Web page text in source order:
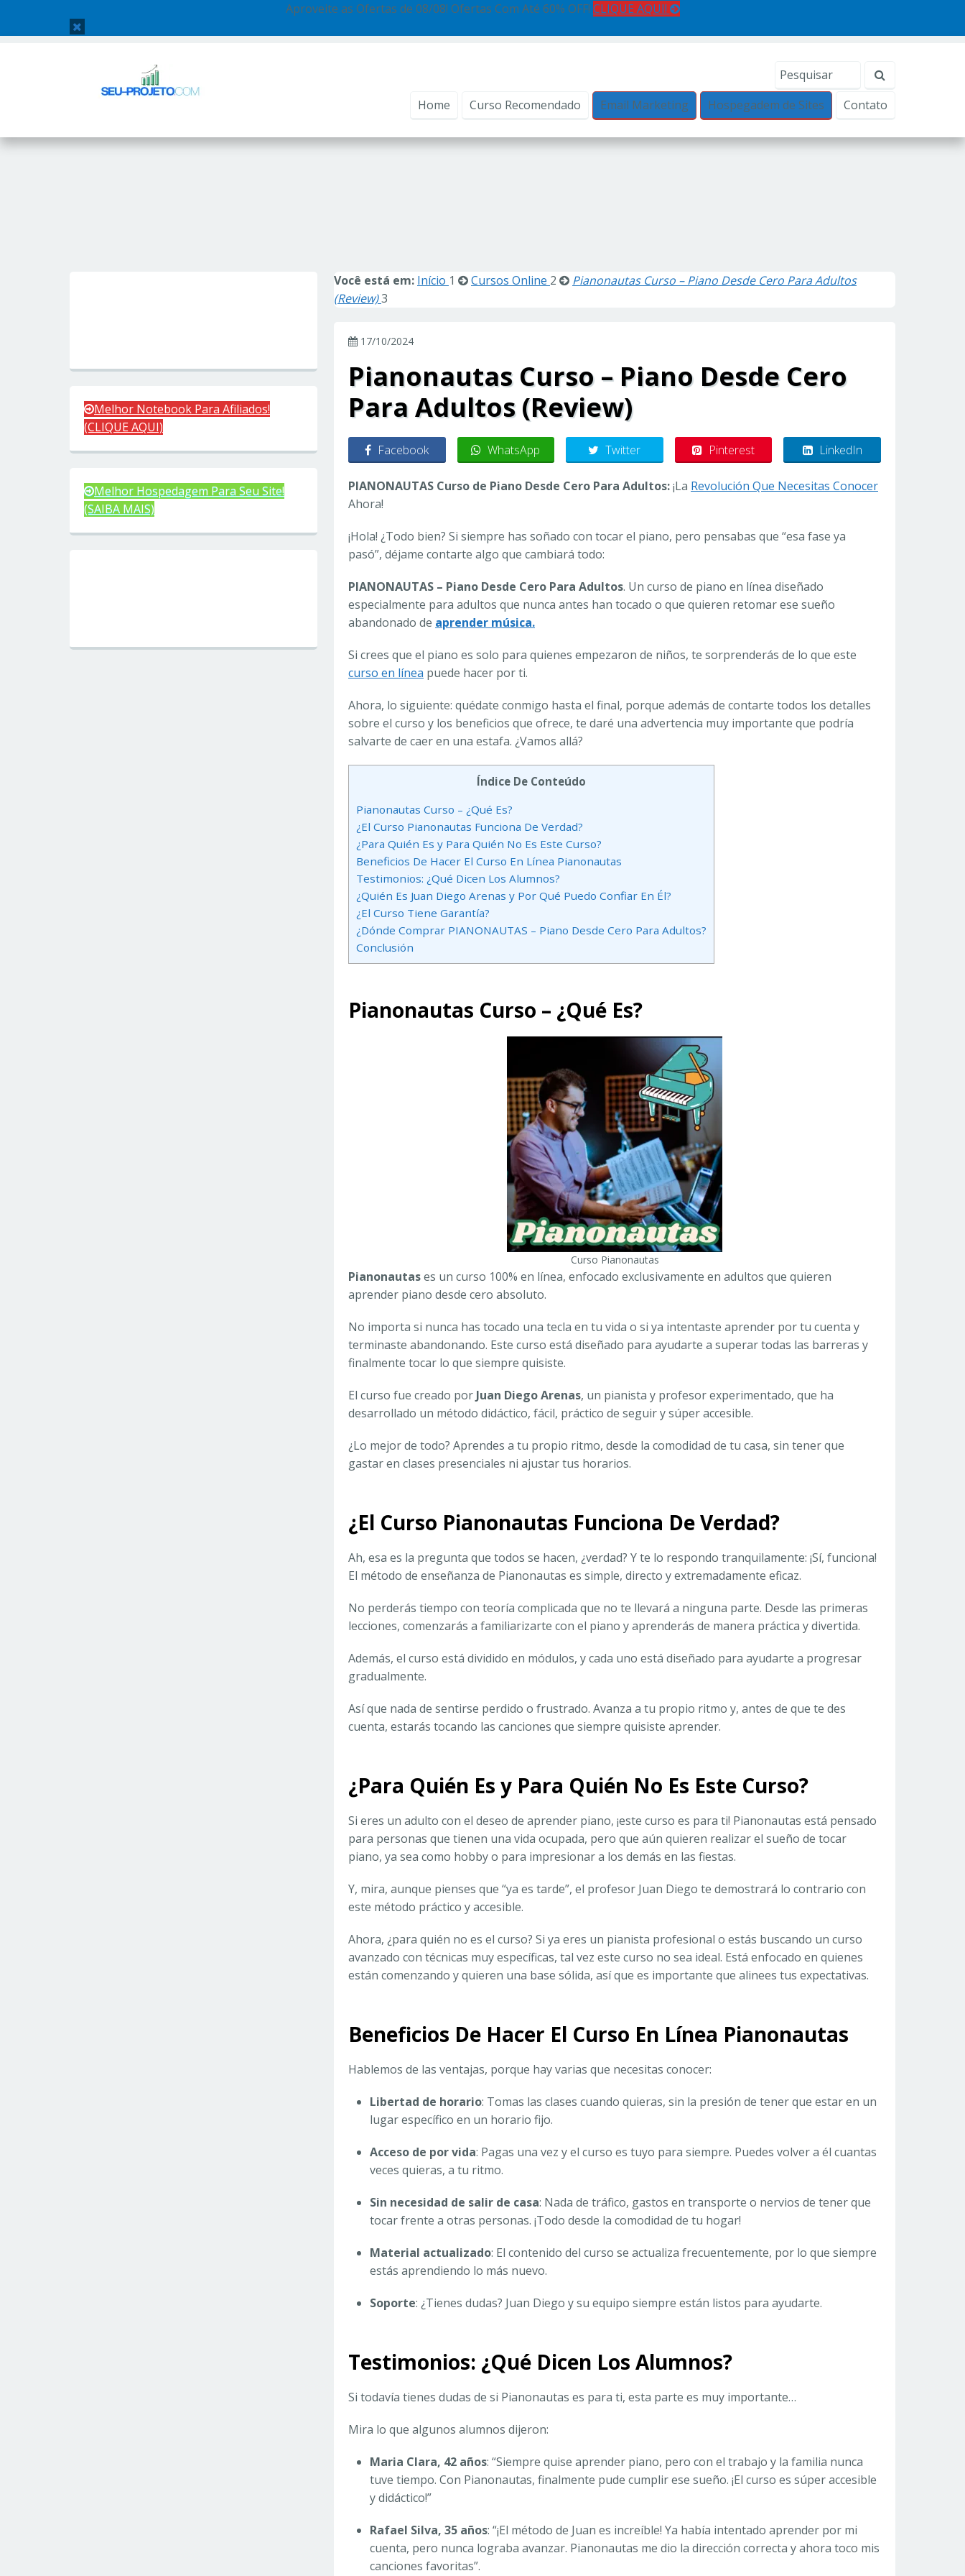
Aproveite as Ofertas de 08/08! Ofertas Com Até 60% OFF! CLIQUE AQUI!
Home Curso Recomendado Email Marketing Hospegadem de Sites Contato
Você está em: Início 1 Cursos Online 2
Pianonautas Curso – Piano Desde Cero Para Adultos
(Review)3
17/10/2024
Pianonautas Curso – Piano Desde Cero
Para Adultos (Review)
Facebook WhatsApp Twitter Pinterest LinkedIn
PIANONAUTAS Curso de Piano Desde Cero Para Adultos:¡La Revolución Que Necesitas Conocer
Ahora!
¡Hola! ¿Todo bien? Si siempre has soñado con tocar el piano, pero pensabas que “esa fase ya
pasó”, déjame contarte algo que cambiará todo:
PIANONAUTAS – Piano Desde Cero Para Adultos. Un curso de piano en línea diseñado
especialmente para adultos que nunca antes han tocado o que quieren retomar ese sueño
abandonado de aprender música.
Si crees que el piano es solo para quienes empezaron de niños, te sorprenderás de lo que este
curso en línea puede hacer por ti.
Ahora, lo siguiente: quédate conmigo hasta el final, porque además de contarte todos los detalles
sobre el curso y los beneficios que ofrece, te daré una advertencia muy importante que podría
salvarte de caer en una estafa. ¿Vamos allá?
Índice De Conteúdo
Pianonautas Curso – ¿Qué Es?
¿El Curso Pianonautas Funciona De Verdad?
¿Para Quién Es y Para Quién No Es Este Curso?
Beneficios De Hacer El Curso En Línea Pianonautas
Testimonios: ¿Qué Dicen Los Alumnos?
¿Quién Es Juan Diego Arenas y Por Qué Puedo Confiar En Él?
¿El Curso Tiene Garantía?
¿Dónde Comprar PIANONAUTAS – Piano Desde Cero Para Adultos?
Conclusión
Pianonautas Curso – ¿Qué Es?
Curso Pianonautas
Pianonautases un curso 100% en línea, enfocado exclusivamente en adultos que quieren
aprender piano desde cero absoluto.
No importa si nunca has tocado una tecla en tu vida o si ya intentaste aprender por tu cuenta y
terminaste abandonando. Este curso está diseñado para ayudarte a superar todas las barreras y
finalmente tocar lo que siempre quisiste.
El curso fue creado por Juan Diego Arenas, un pianista y profesor experimentado, que ha
desarrollado un método didáctico, fácil, práctico de seguir y súper accesible.
¿Lo mejor de todo? Aprendes a tu propio ritmo, desde la comodidad de tu casa, sin tener que
gastar en clases presenciales ni ajustar tus horarios.
¿El Curso Pianonautas Funciona De Verdad?
Ah, esa es la pregunta que todos se hacen, ¿verdad? Y te lo respondo tranquilamente: ¡Sí, funciona!
El método de enseñanza de Pianonautas es simple, directo y extremadamente eficaz.
No perderás tiempo con teoría complicada que no te llevará a ninguna parte. Desde las primeras
lecciones, comenzarás a familiarizarte con el piano y aprenderás de manera práctica y divertida.
Además, el curso está dividido en módulos, y cada uno está diseñado para ayudarte a progresar
gradualmente.
Así que nada de sentirse perdido o frustrado. Avanza a tu propio ritmo y, antes de que te des
cuenta, estarás tocando las canciones que siempre quisiste aprender.
¿Para Quién Es y Para Quién No Es Este Curso?
Si eres un adulto con el deseo de aprender piano, ¡este curso es para ti! Pianonautas está pensado
para personas que tienen una vida ocupada, pero que aún quieren realizar el sueño de tocar
piano, ya sea como hobby o para impresionar a los demás en las fiestas.
Y, mira, aunque pienses que “ya es tarde”, el profesor Juan Diego te demostrará lo contrario con
este método práctico y accesible.
Ahora, ¿para quién no es el curso? Si ya eres un pianista profesional o estás buscando un curso
avanzado con técnicas muy específicas, tal vez este curso no sea ideal. Está enfocado en quienes
están comenzando y quieren una base sólida, así que es importante que alinees tus expectativas.
Beneficios De Hacer El Curso En Línea Pianonautas
Hablemos de las ventajas, porque hay varias que necesitas conocer:
Libertad de horario: Tomas las clases cuando quieras, sin la presión de tener que estar en un
lugar específico en un horario fijo.
Acceso de por vida: Pagas una vez y el curso es tuyo para siempre. Puedes volver a él cuantas
veces quieras, a tu ritmo.
Sin necesidad de salir de casa: Nada de tráfico, gastos en transporte o nervios de tener que
tocar frente a otras personas. ¡Todo desde la comodidad de tu hogar!
Material actualizado: El contenido del curso se actualiza frecuentemente, por lo que siempre
estás aprendiendo lo más nuevo.
Soporte: ¿Tienes dudas? Juan Diego y su equipo siempre están listos para ayudarte.
Testimonios: ¿Qué Dicen Los Alumnos?
Si todavía tienes dudas de si Pianonautas es para ti, esta parte es muy importante…
Mira lo que algunos alumnos dijeron:
Maria Clara, 42 años: “Siempre quise aprender piano, pero con el trabajo y la familia nunca
tuve tiempo. Con Pianonautas, finalmente pude cumplir ese sueño. ¡El curso es súper accesible
y didáctico!”
Rafael Silva, 35 años: “¡El método de Juan es increíble! Ya había intentado aprender por mi
cuenta, pero nunca lograba avanzar. Pianonautas me dio la dirección correcta y ahora toco mis
canciones favoritas”.
Melhor Notebook Para Afiliados!
(CLIQUE AQUI)
Melhor Hospedagem Para Seu Site!
(SAIBA MAIS)